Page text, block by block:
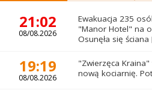
21:02
08/08.2026
Ewakuacja 235
"Manor Hotel" na
Osunęła się ściana
19:19
08/08.2026
"Zwierzęca
nową kociarnię.